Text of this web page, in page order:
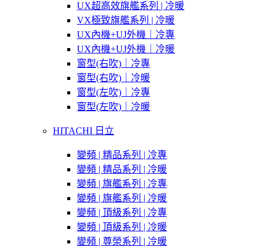
UX超高效旗艦系列 | 冷暖
VX極致旗艦系列 | 冷暖
UX內機+UJ外機｜冷專
UX內機+UJ外機｜冷暖
窗型(右吹)｜冷專
窗型(右吹)｜冷暖
窗型(左吹)｜冷專
窗型(左吹)｜冷暖
HITACHI 日立
變頻 | 精品系列 | 冷專
變頻 | 精品系列 | 冷暖
變頻 | 旗艦系列 | 冷專
變頻 | 旗艦系列 | 冷暖
變頻 | 頂級系列 | 冷專
變頻 | 頂級系列 | 冷暖
變頻 | 尊榮系列 | 冷暖